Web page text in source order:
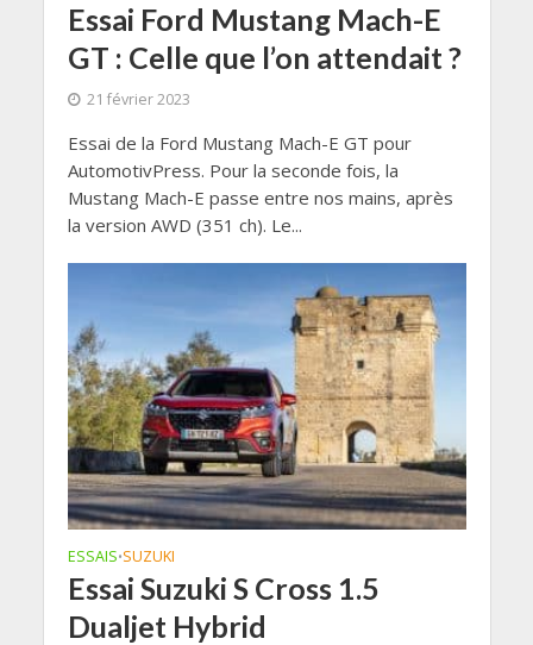
Essai Ford Mustang Mach-E
GT : Celle que l’on attendait ?
21 février 2023
Essai de la Ford Mustang Mach-E GT pour
AutomotivPress. Pour la seconde fois, la
Mustang Mach-E passe entre nos mains, après
la version AWD (351 ch). Le...
ESSAIS•SUZUKI
Essai Suzuki S Cross 1.5
Dualjet Hybrid